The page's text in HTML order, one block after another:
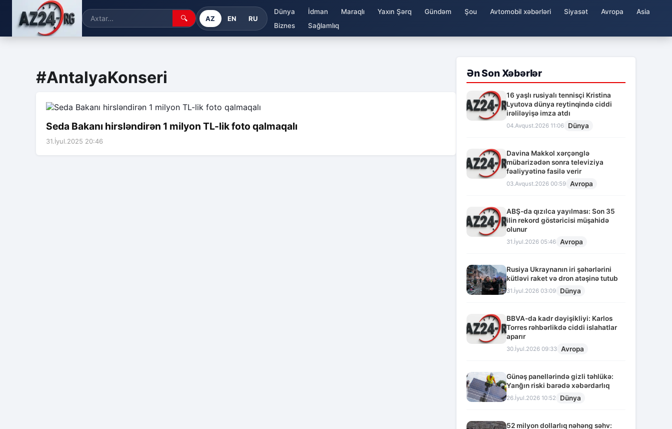
🔍 AZ EN RU
Dünya İdman Maraqlı Yaxın Şərq Gündəm Şou Avtomobil xəbərləri Siyasət Avropa
Asia
Biznes
Sağlamlıq
#AntalyaKonseri
Seda Bakanı hirsləndirən 1 milyon TL-lik foto qalmaqalı
31.İyul.2025 20:46
Ən Son Xəbərlər
16 yaşlı rusiyalı tennisçi Kristina
Lyutova dünya reytinqində ciddi
irəliləyişə imza atdı
04.Avqust.2026 11:06 Dünya
Davina Makkol xərçənglə
mübarizədən sonra televiziya
fəaliyyətinə fasilə verir
03.Avqust.2026 00:59 Avropa
ABŞ-da qızılca yayılması: Son 35
ilin rekord göstəricisi müşahidə
olunur
31.İyul.2026 05:46 Avropa
Rusiya Ukraynanın iri şəhərlərini
kütləvi raket və dron atəşinə tutub
31.İyul.2026 03:09 Dünya
BBVA-da kadr dəyişikliyi: Karlos
Torres rəhbərlikdə ciddi islahatlar
aparır
30.İyul.2026 09:33 Avropa
Günəş panellərində gizli təhlükə:
Yanğın riski barədə xəbərdarlıq
26.İyul.2026 10:52 Dünya
52 milyon dollarlıq nəhəng səhv: